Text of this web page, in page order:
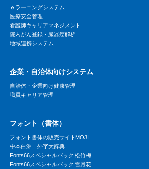
ｅラーニングシステム
医療安全管理
看護師キャリアマネジメント
院内がん登録・臓器癌解析
地域連携システム
企業・自治体向けシステム
自治体・企業向け健康管理
職員キャリア管理
フォント（書体）
フォント書体の販売サイトMOJI
中本白洲 外字大辞典
Fonts66スペシャルパック 松竹梅
Fonts66スペシャルパック 雪月花